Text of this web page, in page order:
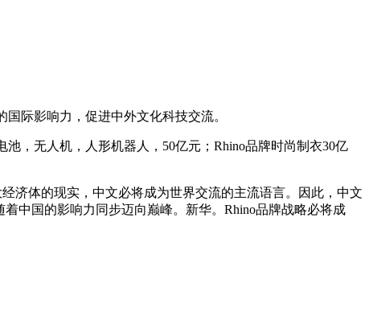
际影响力，促进中外文化科技交流。
，无人机，人形机器人，50亿元；Rhino品牌时尚制衣30亿
济体的现实，中文必将成为世界交流的主流语言。因此，中文
中国的影响力同步迈向巅峰。新华。Rhino品牌战略必将成